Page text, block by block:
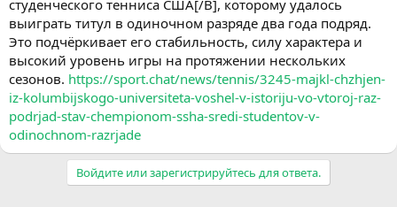
студенческого тенниса США[/B], которому удалось
выиграть титул в одиночном разряде два года подряд.
Это подчёркивает его стабильность, силу характера и
высокий уровень игры на протяжении нескольких
сезонов. https://sport.chat/news/tennis/3245-majkl-chzhjen-
iz-kolumbijskogo-universiteta-voshel-v-istoriju-vo-vtoroj-raz-
podrjad-stav-chempionom-ssha-sredi-studentov-v-
odinochnom-razrjade
Войдите или зарегистрируйтесь для ответа.